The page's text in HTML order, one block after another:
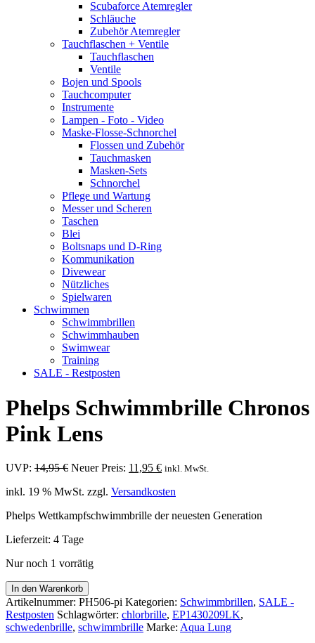
Scubaforce Atemregler
Schläuche
Zubehör Atemregler
Tauchflaschen + Ventile
Tauchflaschen
Ventile
Bojen und Spools
Tauchcomputer
Instrumente
Lampen - Foto - Video
Maske-Flosse-Schnorchel
Flossen und Zubehör
Tauchmasken
Masken-Sets
Schnorchel
Pflege und Wartung
Messer und Scheren
Taschen
Blei
Boltsnaps und D-Ring
Kommunikation
Divewear
Nützliches
Spielwaren
Schwimmen
Schwimmbrillen
Schwimmhauben
Swimwear
Training
SALE - Restposten
Phelps Schwimmbrille Chronos
Pink Lens
UVP: 14,95€ Ursprünglicher
war:
Neuer Preis: 11,95 €Aktueller
ist:
inkl. MwSt.
inkl. 19 % MwSt. zzgl. Versandkosten
Phelps Wettkampfschwimmbrille der neuesten Generation
Lieferzeit: 4 Tage
Nur noch 1 vorrätig
Phelps
Schwimmbrille
Chronos
Pink
In den Warenkorb
Artikelnummer: PH506-pi Kategorien: Schwimmbrillen, SALE -
Restposten Schlagwörter: chlorbrille, EP1430209LK,
schwedenbrille, schwimmbrille Marke: Aqua Lung